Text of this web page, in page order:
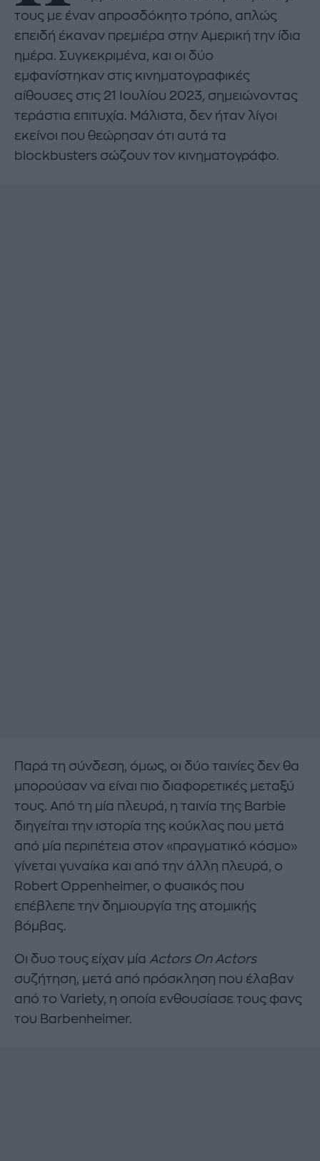
τους με έναν απροσδόκητο τρόπο, απλώς
επειδή έκαναν πρεμιέρα στην Αμερική την ίδια
ημέρα. Συγκεκριμένα, και οι δύο
εμφανίστηκαν στις κινηματογραφικές
αίθουσες στις 21 Ιουλίου 2023, σημειώνοντας
τεράστια επιτυχία. Μάλιστα, δεν ήταν λίγοι
εκείνοι που θεώρησαν ότι αυτά τα
blockbusters σώζουν τον κινηματογράφο.
Παρά τη σύνδεση, όμως, οι δύο ταινίες δεν θα
μπορούσαν να είναι πιο διαφορετικές μεταξύ
τους. Από τη μία πλευρά, η ταινία της Barbie
διηγείται την ιστορία της κούκλας που μετά
από μία περιπέτεια στον «πραγματικό κόσμο»
γίνεται γυναίκα και από την άλλη πλευρά, ο
Robert Oppenheimer, ο φυσικός που
επέβλεπε την δημιουργία της ατομικής
βόμβας.
Οι δυο τους είχαν μία Actors On Actors
συζήτηση, μετά από πρόσκληση που έλαβαν
από το Variety, η οποία ενθουσίασε τους φανς
του Barbenheimer.